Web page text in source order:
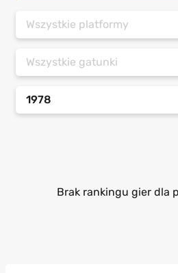
Wszystkie platformy
Wszystkie gatunki
1978
Brak rankingu gier dla